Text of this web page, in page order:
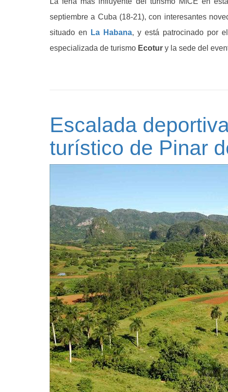
septiembre a Cuba (18-21), con interesantes
situado en
La Habana, y está patrocinado por
especializada de turismo Ecotur y la sede del
Escalada
turístico de Pinar